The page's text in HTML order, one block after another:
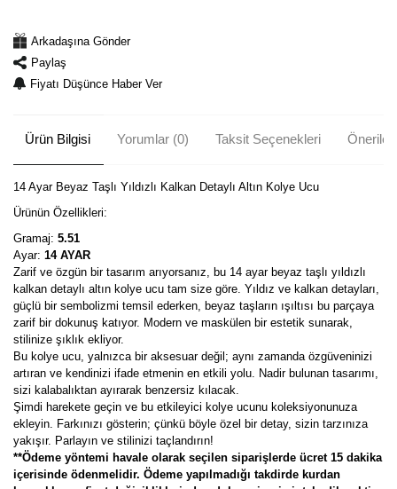
Arkadaşına Gönder
Paylaş
Fiyatı Düşünce Haber Ver
Ürün Bilgisi Yorumlar (0) Taksit Seçenekleri
14 Ayar Beyaz Taşlı Yıldızlı Kalkan Detaylı Altın Kolye Ucu
Ürünün Özellikleri:
Gramaj: 5.51
Ayar: 14 AYAR
Zarif ve özgün bir tasarım arıyorsanız, bu 14 ayar beyaz taşlı yıldızlı
kalkan detaylı altın kolye ucu tam size göre. Yıldız ve kalkan detayları,
güçlü bir sembolizmi temsil ederken, beyaz taşların ışıltısı bu parçaya
zarif bir dokunuş katıyor. Modern ve maskülen bir estetik sunarak,
stilinize şıklık ekliyor.
Bu kolye ucu, yalnızca bir aksesuar değil; aynı zamanda özgüveninizi
artıran ve kendinizi ifade etmenin en etkili yolu. Nadir bulunan tasarımı,
sizi kalabalıktan ayırarak benzersiz kılacak.
Şimdi harekete geçin ve bu etkileyici kolye ucunu koleksiyonunuza
ekleyin. Farkınızı gösterin; çünkü böyle özel bir detay, sizin tarzınıza
yakışır. Parlayın ve stilinizi taçlandırın!
**Ödeme yöntemi havale olarak seçilen siparişlerde ücret 15 dakika
içerisinde ödenmelidir. Ödeme yapılmadığı takdirde kurdan